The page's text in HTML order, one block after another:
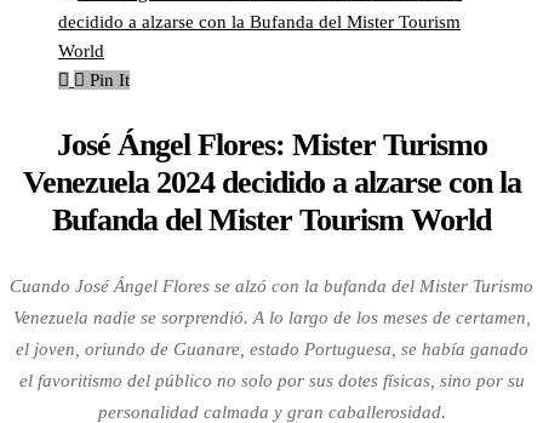
Pin It
José Ángel Flores: Mister Turismo
Venezuela 2024 decidido a alzarse con la
Bufanda del Mister Tourism World
Cuando José Ángel Flores se alzó con la bufanda del Mister Turismo
Venezuela nadie se sorprendió. A lo largo de los meses de certamen,
el joven, oriundo de Guanare, estado Portuguesa, se había ganado
el favoritismo del público no solo por sus dotes físicas, sino por su
personalidad calmada y gran caballerosidad.